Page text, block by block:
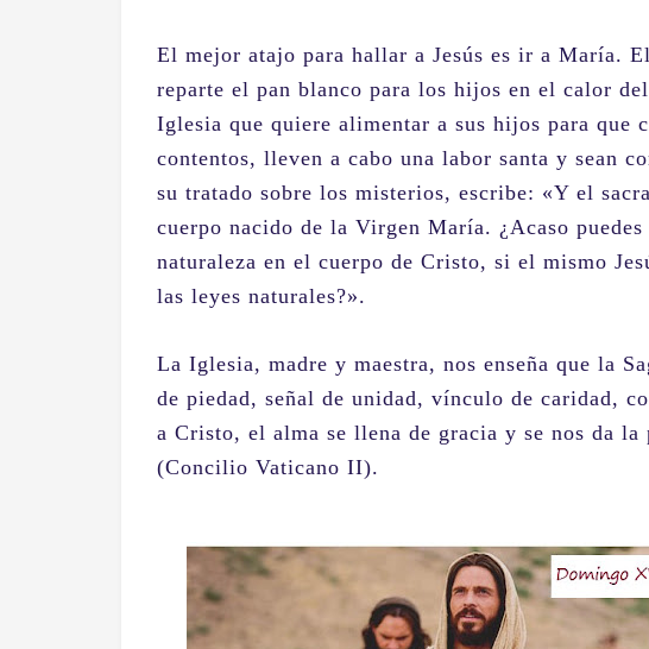
El mejor atajo para hallar a Jesús es ir a María.
reparte el pan blanco para los hijos en el calor
Iglesia que quiere alimentar a sus hijos para que
contentos, lleven a cabo una labor santa y sean
su tratado sobre los misterios, escribe: «Y el
cuerpo nacido de la Virgen María. ¿Acaso
naturaleza en el cuerpo de Cristo, si el mismo
las leyes naturales?».
La Iglesia, madre y maestra, nos enseña que la
de piedad, señal de unidad, vínculo de caridad,
a Cristo, el alma se llena de gracia y se nos da
(Concilio Vaticano II).